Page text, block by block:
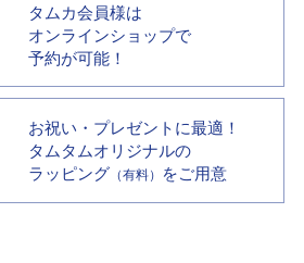
タムカ会員様は
オンラインショップで
予約が可能！
お祝い・プレゼントに最適！
タムタムオリジナルの
ラッピング （有料） をご用意